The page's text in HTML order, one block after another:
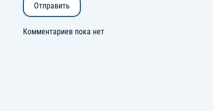
Отправить
Комментариев пока нет